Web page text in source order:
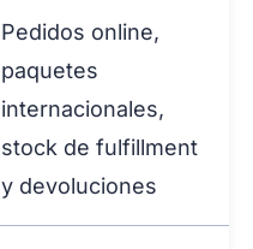
Pedidos online,
paquetes
internacionales,
stock de fulfillment
y devoluciones